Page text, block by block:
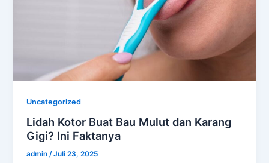
Uncategorized
Lidah Kotor Buat Bau Mulut dan Karang
Gigi? Ini Faktanya
admin/Juli 23, 2025